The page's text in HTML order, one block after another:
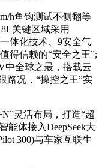
h鱼钩测试不侧翻等
关键区域采用
体化技术、9安全气
得信赖的“安全之王”;
中全球之最，搭载云
路况，“操控之王”实
灵活布局，打造“超
能体接入DeepSeek大
300)与车家互联生